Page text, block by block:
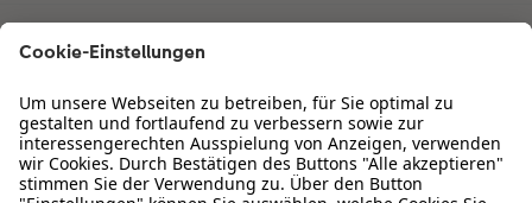
Qualität & Sicherheit
Zertifizierungen & Initiativen
CEWE Fotowelt